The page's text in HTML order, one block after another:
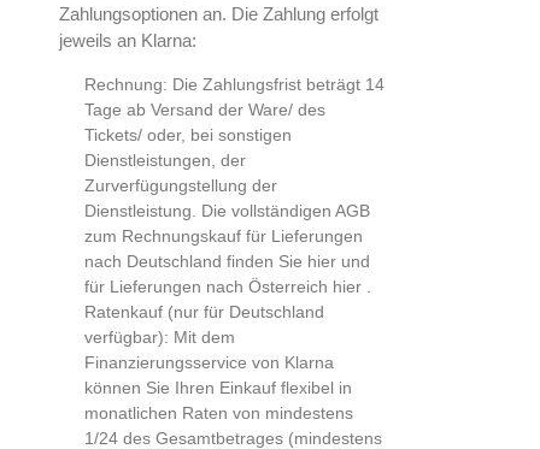
Zahlungsoptionen an. Die Zahlung erfolgt
jeweils an Klarna:
Rechnung: Die Zahlungsfrist beträgt 14
Tage ab Versand der Ware/ des
Tickets/ oder, bei sonstigen
Dienstleistungen, der
Zurverfügungstellung der
Dienstleistung. Die vollständigen AGB
zum Rechnungskauf für Lieferungen
nach Deutschland finden Sie hier und
für Lieferungen nach Österreich hier .
Ratenkauf (nur für Deutschland
verfügbar): Mit dem
Finanzierungsservice von Klarna
können Sie Ihren Einkauf flexibel in
monatlichen Raten von mindestens
1/24 des Gesamtbetrages (mindestens